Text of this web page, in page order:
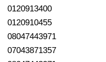
0120913400
0120910455
08047443971
07043871357